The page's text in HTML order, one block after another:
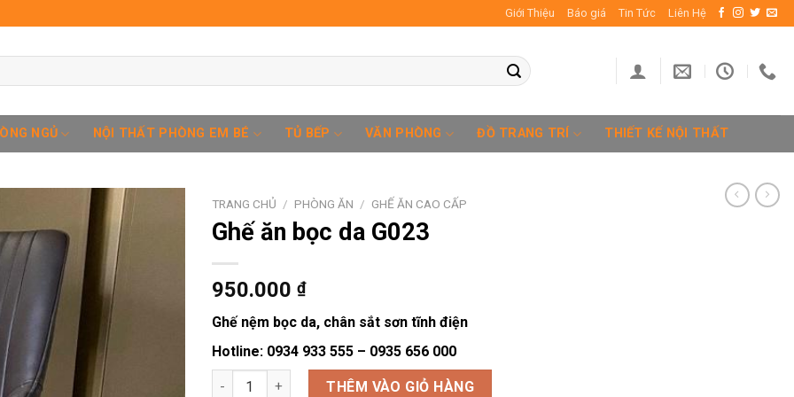
Giới Thiệu Báo giá Tin Tức Liên Hệ
NGỦ NỘI THẤT PHÒNG EM BÉ TỦ BẾP VĂN PHÒNG ĐỒ TRANG TRÍ THIẾT KẾ NỘI THẤT
TRANG CHỦ / PHÒNG ĂN / GHẾ ĂN CAO CẤP
Ghế ăn bọc da G023
950.000 ₫
Ghế nệm bọc da, chân sắt sơn tĩnh điện
Hotline: 0934 933 555 – 0935 656 000
Ghế ăn bọc da G023 số lượngTHÊM VÀO GIỎ HÀNG